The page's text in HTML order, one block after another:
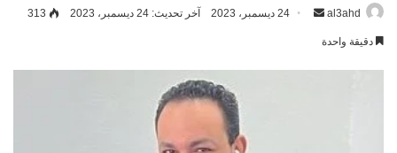
al3ahd
أرسل24 ديسمبر، 2023 آخر تحديث: 24 ديسمبر، 2023 313
دقيقة واحدة